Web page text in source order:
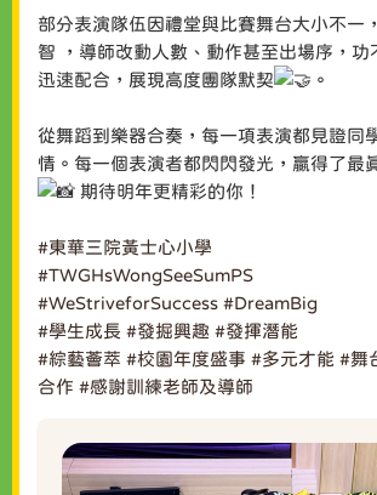
部分表演隊伍因禮堂與比賽舞台大小不一
智 ，導師改動人數、動作甚至出場序，功
迅速配合，展現高度團隊默契
。
從舞蹈到樂器合奏，每一項表演都見證同
情。每一個表演者都閃閃發光，贏得了最
期待明年更精彩的你！
#東華三院黃士心小學
#TWGHsWongSeeSumPS
#WeStriveforSuccess #DreamBig
#學生成長 #發掘興趣 #發揮潛能
#綜藝薈萃 #校園年度盛事 #多元才能 #舞
合作 #感謝訓練老師及導師